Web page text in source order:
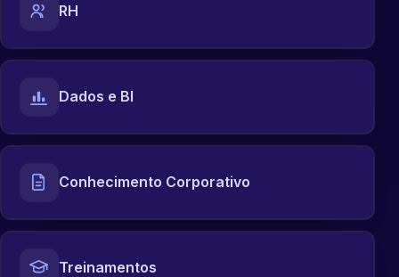
RH
Dados e BI
Conhecimento Corporativo
Treinamentos